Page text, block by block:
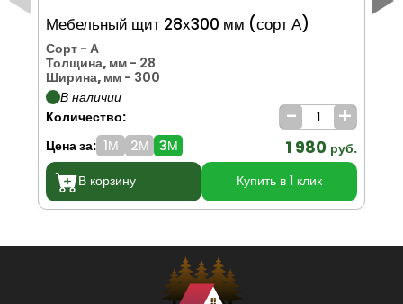
Мебельный щит 28х300 мм (сорт А)
Сорт - А
Толщина, мм - 28
Ширина, мм - 300
В наличии
Количество:
- +
Цена за: 1М 2М 3М 1 980 руб.
В корзину
Купить в 1 клик